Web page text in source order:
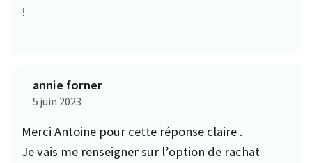
!
annie forner
5 juin 2023
Merci Antoine pour cette réponse claire .
Je vais me renseigner sur l’option de rachat